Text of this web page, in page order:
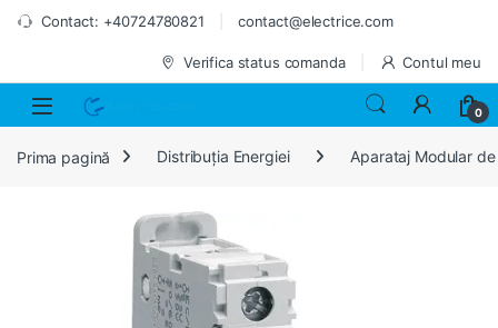
Skip to navigation
Skip to content
Contact: +40724780821 contact@electrice.com
Verifica status comanda Contul meu
0
Prima pagină Distribuția Energiei Aparataj Modular